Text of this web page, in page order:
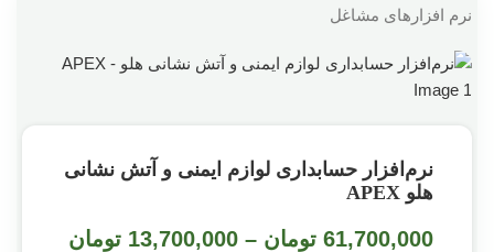
نرم افزارهای مشاغل
نرم‌افزار حسابداری لوازم ایمنی و آتش نشانی
هلو APEX
61,700,000 تومان –
13,700,000 تومان